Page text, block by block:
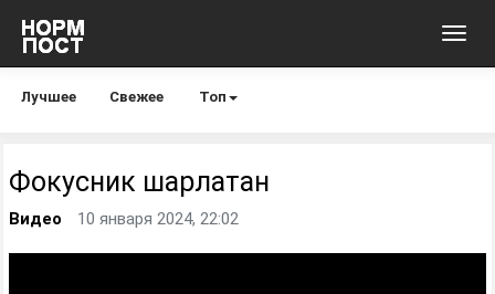
Лучшее Свежее Топ
Фокусник шарлатан
Видео 10 января 2024, 22:02